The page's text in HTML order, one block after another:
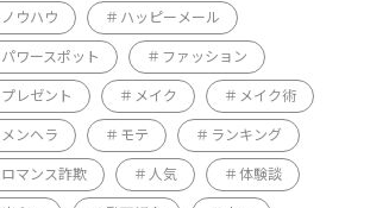
ノウハウ ハッピーメール
パワースポット ファッション
プレゼント メイク メイク術
メンヘラ モテ ランキング
ロマンス詐欺 人気 体験談